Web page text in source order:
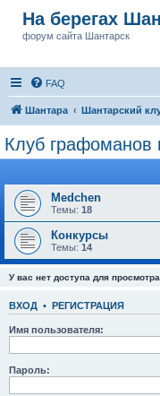
На берегах
форум сайта Шантарск
FAQ
Шантара Шантарский
Клуб
Medchen
Темы: 18
Конкурсы
Темы: 14
У вас нет доступа для
ВХОД • РЕГИСТРАЦИЯ
Имя пользователя:
Пароль: